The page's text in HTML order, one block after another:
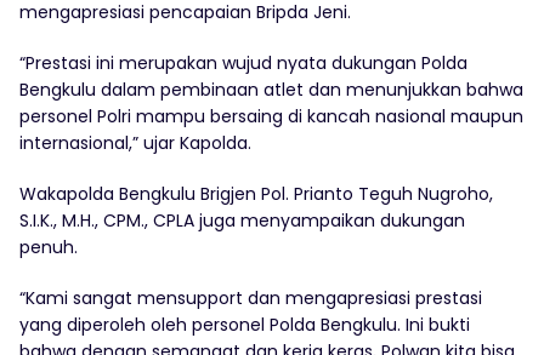
mengapresiasi pencapaian Bripda Jeni.
“Prestasi ini merupakan wujud nyata dukungan Polda
Bengkulu dalam pembinaan atlet dan menunjukkan bahwa
personel Polri mampu bersaing di kancah nasional maupun
internasional,” ujar Kapolda.
Wakapolda Bengkulu Brigjen Pol. Prianto Teguh Nugroho,
S.I.K., M.H., CPM., CPLA juga menyampaikan dukungan
penuh.
“Kami sangat mensupport dan mengapresiasi prestasi
yang diperoleh oleh personel Polda Bengkulu. Ini bukti